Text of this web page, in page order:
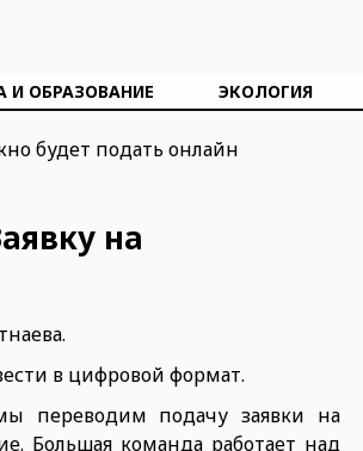
И ОБРАЗОВАНИЕ ЭКОЛОГИЯ
на
в цифровой формат.
переводим подачу заявки на
Большая команда работает над